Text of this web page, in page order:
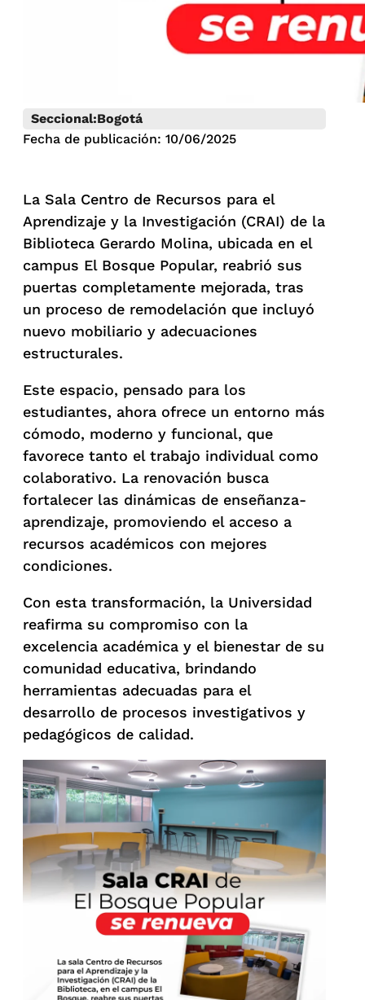
Seccional:Bogotá
Fecha de publicación: 10/06/2025
La Sala Centro de Recursos para el
Aprendizaje y la Investigación (CRAI) de la
Biblioteca Gerardo Molina, ubicada en el
campus El Bosque Popular, reabrió sus
puertas completamente mejorada, tras
un proceso de remodelación que incluyó
nuevo mobiliario y adecuaciones
estructurales.
Este espacio, pensado para los
estudiantes, ahora ofrece un entorno más
cómodo, moderno y funcional, que
favorece tanto el trabajo individual como
colaborativo. La renovación busca
fortalecer las dinámicas de enseñanza-
aprendizaje, promoviendo el acceso a
recursos académicos con mejores
condiciones.
Con esta transformación, la Universidad
reafirma su compromiso con la
excelencia académica y el bienestar de su
comunidad educativa, brindando
herramientas adecuadas para el
desarrollo de procesos investigativos y
pedagógicos de calidad.